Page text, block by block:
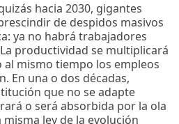
hacia 2030, gigantes
de despidos masivos
ya no habrá trabajadores
productividad se multiplicará
mismo tiempo los empleos
En una o dos décadas,
que no se adapte
o será absorbida por la ola
ley de la evolución